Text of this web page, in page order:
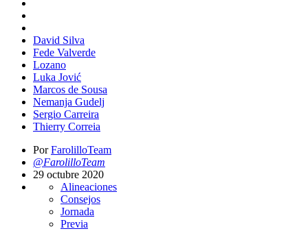
David Silva
Fede Valverde
Lozano
Luka Jović
Marcos de Sousa
Nemanja Gudelj
Sergio Carreira
Thierry Correia
PorFarolilloTeam
@FarolilloTeam
29 octubre 2020
Alineaciones
Consejos
Jornada
Previa